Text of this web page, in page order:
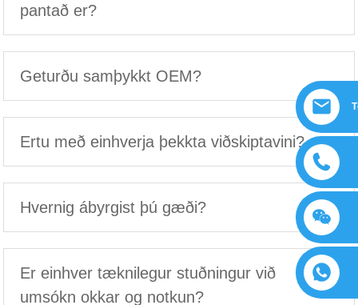
pantað er?
Geturðu samþykkt OEM?
Ertu með einhverja þekkta viðskiptavini?
Hvernig ábyrgist þú gæði?
Er einhver tæknilegur stuðningur við
umsókn okkar og notkun?